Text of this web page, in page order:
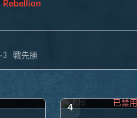
·3 戰先勝
4 已禁用